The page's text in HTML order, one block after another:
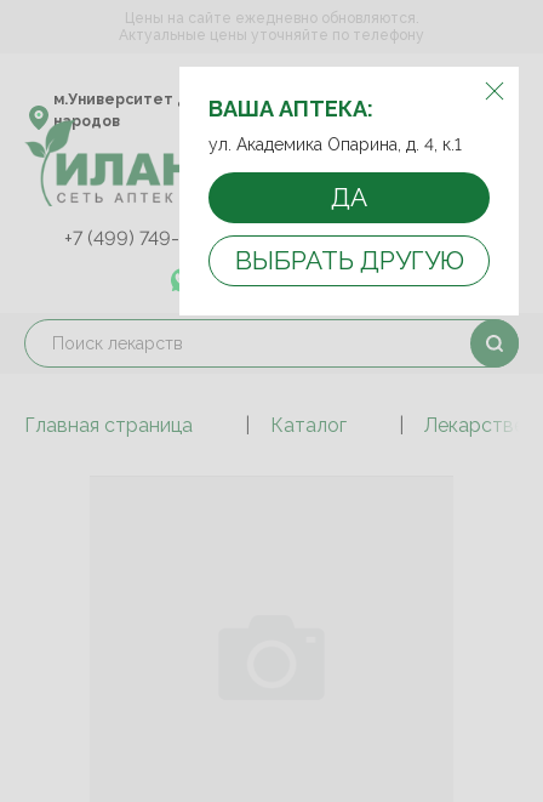
ВЫБЕРИТЕ АПТЕКУ:
м.Университет дружбы
народов
ул. Академика Опарина,
д. 4, к.1
ВАША АПТЕКА:
ул. Академика Опарина, д. 4, к.1
ДА
ВЫБРАТЬ ДРУГУЮ
Цены на сайте ежедневно обновляются.
Актуальные цены уточняйте по телефону
+7 (499) 749-75-92
+7 (499) 749-74-89
+7 (989) 579-78-73
Главная страница Каталог